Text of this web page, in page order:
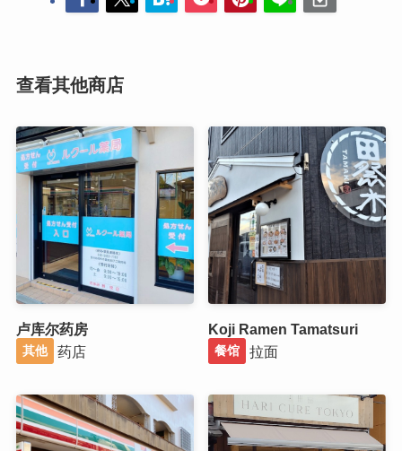
查看其他商店
卢库尔药房
其他 药店
Koji Ramen Tamatsuri
餐馆 拉面